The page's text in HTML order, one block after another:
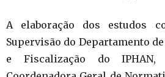
A elaboração dos estudos
Supervisão do Departamento
e Fiscalização do